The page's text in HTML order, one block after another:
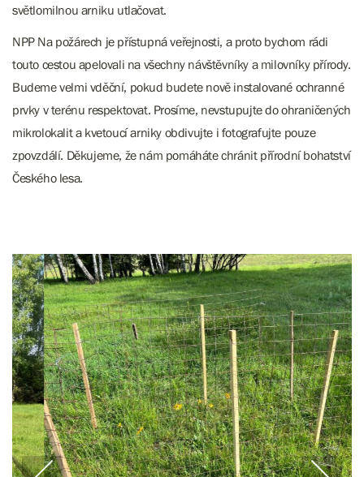
světlomilnou arniku utlačovat.
NPP Na požárech je přístupná veřejnosti, a proto bychom rádi
touto cestou apelovali na všechny návštěvníky a milovníky přírody.
Budeme velmi vděční, pokud budete nově instalované ochranné
prvky v terénu respektovat. Prosíme, nevstupujte do ohraničených
mikrolokalit a kvetoucí arniky obdivujte i fotografujte pouze
zpovzdálí. Děkujeme, že nám pomáháte chránit přírodní bohatství
Českého lesa.